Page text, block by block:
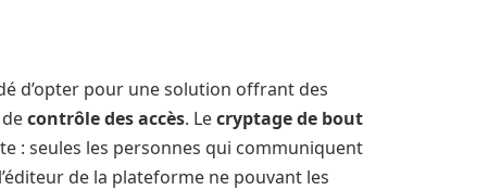
d’opter pour une solution offrant des
contrôle des accès. Lecryptage de bout
: seules les personnes qui communiquent
de la plateforme ne pouvant les